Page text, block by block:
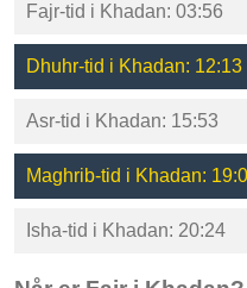
Fajr-tid i Khadan: 03:56
Dhuhr-tid i Khadan: 12:13
Asr-tid i Khadan: 15:53
Maghrib-tid i Khadan:
Isha-tid i Khadan: 20:24